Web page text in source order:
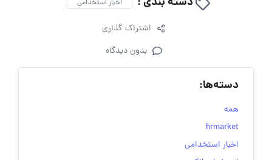
اخبار استخدامی
اشتراک گذاری
بدون دیدگاه
دسته‌ها:
همه
hrmarket
اخبار استخدامی